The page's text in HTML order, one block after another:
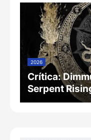
2026
Crítica:
Serpent